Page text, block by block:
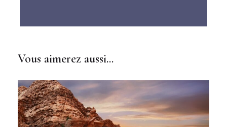
Ce prix comprend
Vous aimerez aussi...